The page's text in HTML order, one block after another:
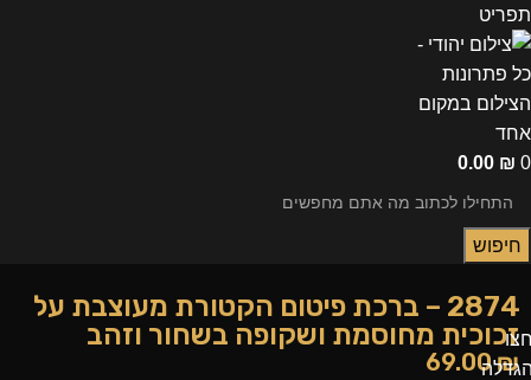
תפריט
0
0.00 ₪
חיפוש
2874 – ברכת פיטום הקטורת מעוצבת על
זכוכית מחוסמת ושקופה בשחור וזהב
69.00₪